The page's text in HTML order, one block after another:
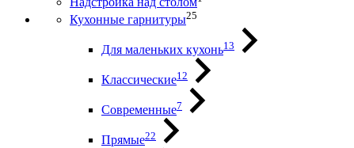
Кухонные гарнитуры25
Для маленьких кухонь13
Классические12
Современные7
Прямые22